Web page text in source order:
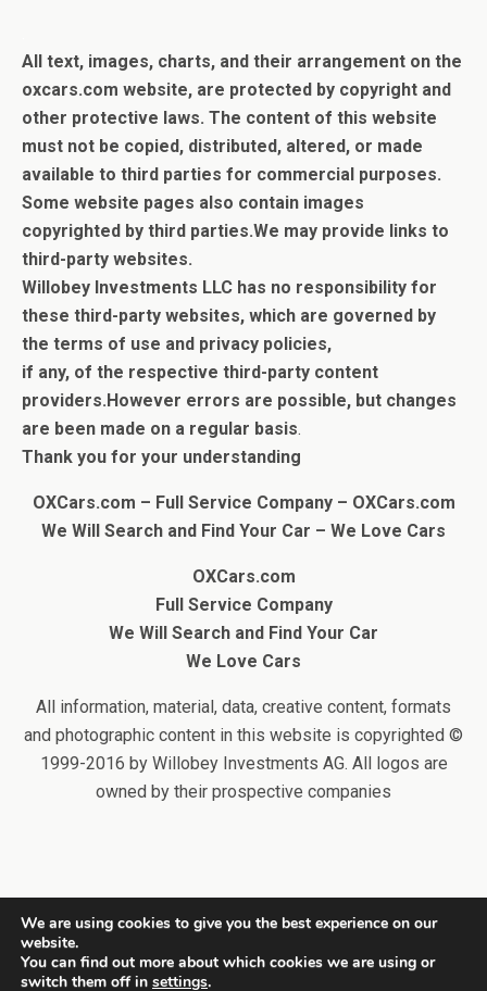
All text, images, charts, and their arrangement on the
oxcars.com website, are protected by copyright and
other protective laws. The content of this website
must not be copied, distributed, altered, or made
available to third parties for commercial purposes.
Some website pages also contain images
copyrighted by third parties.We may provide links to
third-party websites.
Willobey Investments LLC has no responsibility for
these third-party websites, which are governed by
the terms of use and privacy policies,
if any, of the respective third-party content
providers. However errors are possible, but changes
are been made on a regular basis.
Thank you for your understanding
OXCars.com – Full Service Company – OXCars.com
We Will Search and Find Your Car – We Love Cars
OXCars.com
Full Service Company
We Will Search and Find Your Car
We Love Cars
All information, material, data, creative content, formats
and photographic content in this website is copyrighted ©
1999-2016 by Willobey Investments AG. All logos are
owned by their prospective companies
We are using cookies to give you the best experience on our
website.
You can find out more about which cookies we are using or
switch them off in settings.